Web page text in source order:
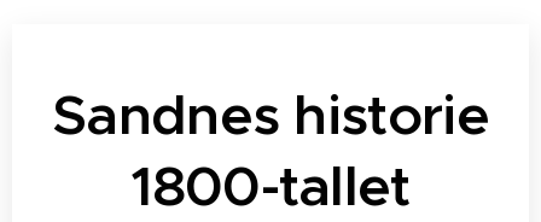
Sandnes historie
1800-tallet